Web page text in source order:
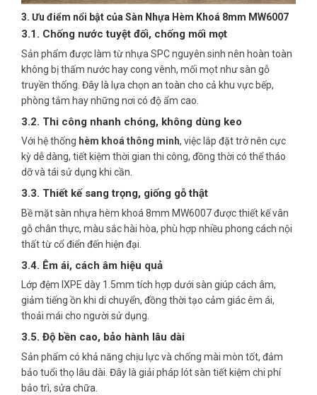
3. Ưu điểm nổi bật của Sàn Nhựa Hèm Khoá 8mm MW6007
3.1. Chống nước tuyệt đối, chống mối mọt
Sản phẩm được làm từ nhựa SPC nguyên sinh nên hoàn toàn
không bị thấm nước hay cong vênh, mối mọt như sàn gỗ
truyền thống. Đây là lựa chọn an toàn cho cả khu vực bếp,
phòng tắm hay những nơi có độ ẩm cao.
3.2. Thi công nhanh chóng, không dùng keo
Với hệ thống hèm khoá thông minh, việc lắp đặt trở nên cực
kỳ dễ dàng, tiết kiệm thời gian thi công, đồng thời có thể tháo
dỡ và tái sử dụng khi cần.
3.3. Thiết kế sang trọng, giống gỗ thật
Bề mặt sàn nhựa hèm khoá 8mm MW6007 được thiết kế vân
gỗ chân thực, màu sắc hài hòa, phù hợp nhiều phong cách nội
thất từ cổ điển đến hiện đại.
3.4. Êm ái, cách âm hiệu quả
Lớp đệm IXPE dày 1.5mm tích hợp dưới sàn giúp cách âm,
giảm tiếng ồn khi di chuyển, đồng thời tạo cảm giác êm ái,
thoải mái cho người sử dụng.
3.5. Độ bền cao, bảo hành lâu dài
Sản phẩm có khả năng chịu lực và chống mài mòn tốt, đảm
bảo tuổi thọ lâu dài. Đây là giải pháp lót sàn tiết kiệm chi phí
bảo trì, sửa chữa.